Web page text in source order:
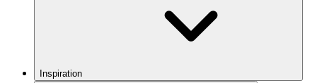
Inspiration